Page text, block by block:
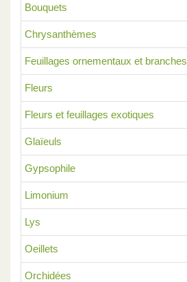
Bouquets
Chrysanthèmes
Feuillages ornementaux et branches
Fleurs
Fleurs et feuillages exotiques
Glaïeuls
Gypsophile
Limonium
Lys
Oeillets
Orchidées